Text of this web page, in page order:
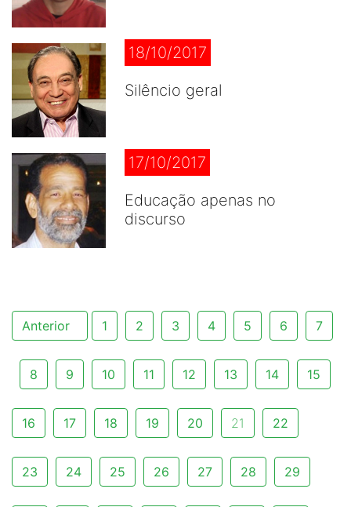
18/10/2017
Silêncio geral
17/10/2017
Educação apenas no
discurso
Anterior 1 2 3 4 5 6 7
8 9 10 11 12 13 14 15
16 17 18 19 20 21 22
23 24 25 26 27 28 29